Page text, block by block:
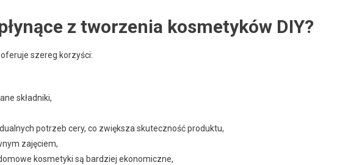
z tworzenia kosmetyków DIY?
oferuje szereg korzyści:
składniki,
potrzeb cery, co zwiększa skuteczność produktu,
zajęciem,
kosmetyki są bardziej ekonomiczne,